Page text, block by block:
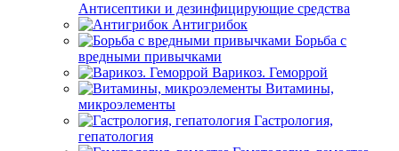
Антисептики и дезинфицирующие средства
Антигрибок
Борьба с
вредными привычками
Варикоз. Геморрой
Витамины,
микроэлементы
Гастрология,
гепатология